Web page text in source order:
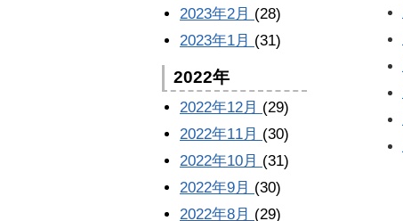
2023年2月 (28)
2023年1月 (31)
2022年
2022年12月 (29)
2022年11月 (30)
2022年10月 (31)
2022年9月 (30)
2022年8月 (29)